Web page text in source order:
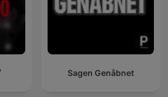
Sagen Genåbnet